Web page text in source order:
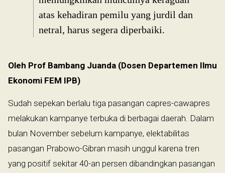
atas kehadiran pemilu yang jurdil dan
netral, harus segera diperbaiki.
Oleh Prof Bambang Juanda (Dosen Departemen Ilmu
Ekonomi FEM IPB)
Sudah sepekan berlalu tiga pasangan capres-cawapres
melakukan kampanye terbuka di berbagai daerah. Dalam
bulan November sebelum kampanye, elektabilitas
pasangan Prabowo-Gibran masih unggul karena tren
yang positif sekitar 40-an persen dibandingkan pasangan